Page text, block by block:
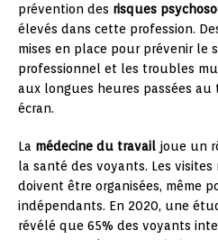
prévention des risques
élevés dans cette profession.
mises en place pour prévenir le
professionnel et les troubles
aux longues heures passées
écran.
La médecine du travail joue un
la santé des voyants. Les visites
doivent être organisées, même
indépendants. En 2020, une
révélé que 65% des voyants